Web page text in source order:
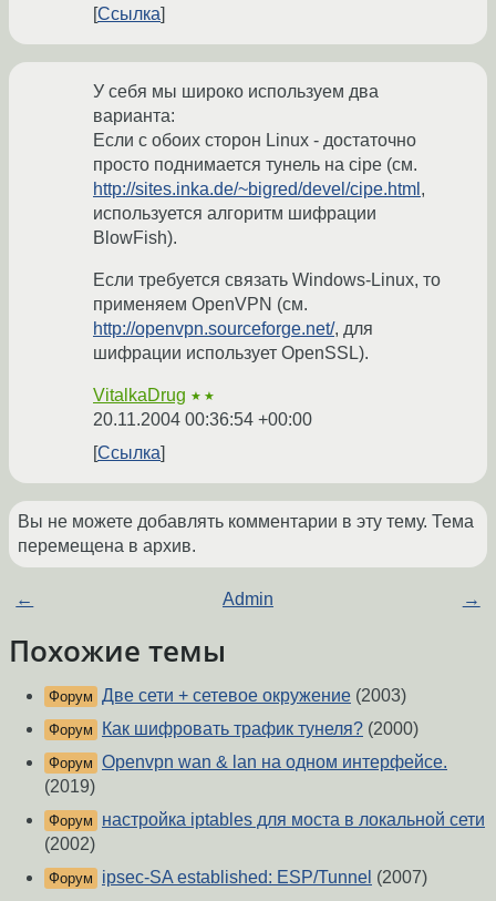
Ссылка
У себя мы широко используем два
варианта:
Если с обоих сторон Linux - достаточно
просто поднимается тунель на cipe (см.
http://sites.inka.de/~bigred/devel/cipe.html ,
используется алгоритм шифрации
BlowFish).
Если требуется связать Windows-Linux, то
применяем OpenVPN (см.
http://openvpn.sourceforge.net/, для
шифрации использует OpenSSL).
VitalkaDrug ★★
20.11.2004 00:36:54 +00:00
Ссылка
Вы не можете добавлять комментарии в эту тему. Тема
перемещена в архив.
← Admin →
Похожие темы
Форум Две сети + сетевое окружение (2003)
Форум Как шифровать трафик тунеля? (2000)
Форум Openvpn wan & lan на одном интерфейсе.
(2019)
Форум
настройка iptables для моста в локальной сети
(2002)
Форум ipsec-SA established: ESP/Tunnel (2007)